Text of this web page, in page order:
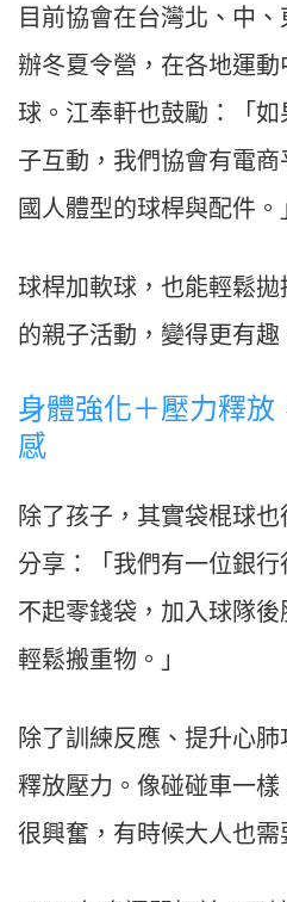
目前協會在台灣北、中
辦冬夏令營，在各地運
球。江奉軒也鼓勵：「
子互動，我們協會有電
國人體型的球桿與配件。
球桿加軟球，也能輕鬆
的親子活動，變得更有趣
身體強化＋壓力釋放
感
除了孩子，其實袋棍球
分享：「我們有一位銀
不起零錢袋，加入球隊
輕鬆搬重物。」
除了訓練反應、提升心
釋放壓力。像碰碰車一
很興奮，有時候大人也需